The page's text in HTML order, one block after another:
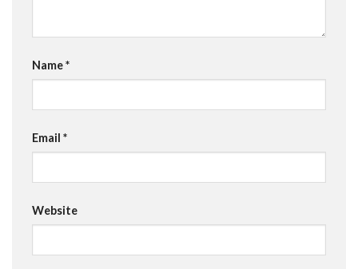
Name*
Email *
Website